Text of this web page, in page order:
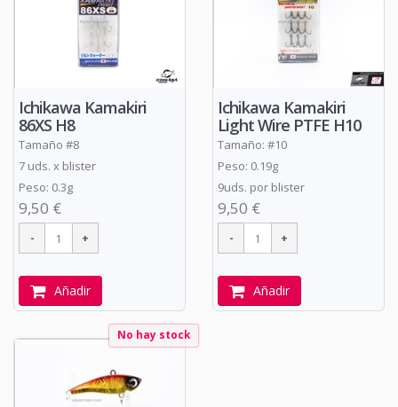
Ichikawa Kamakiri
86XS H8
Tamaño #8
7 uds. x blister
Peso: 0.3g
9,50 €
Añadir
Ichikawa Kamakiri
Light Wire PTFE H10
Tamaño: #10
Peso: 0.19g
9uds. por blister
9,50 €
Añadir
No hay stock